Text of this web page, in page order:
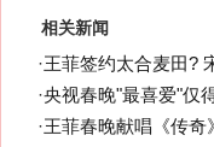
相关新闻
·王菲签约太合麦田?
·央视春晚"最喜爱"仅
·王菲春晚献唱《传奇